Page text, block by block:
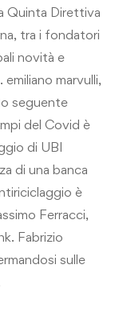
Quinta Direttiva
tra i fondatori
novità e
marvulli,
seguente
del Covid è
di UBI
di una banca
è
Ferracci,
Fabrizio
sulle